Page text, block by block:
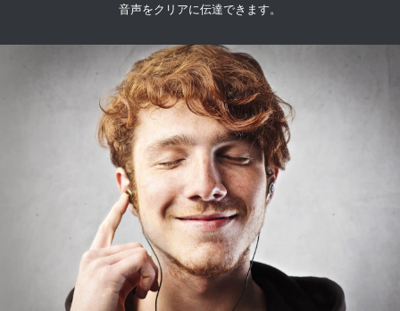
音声をクリアに伝達できます。